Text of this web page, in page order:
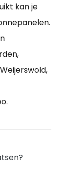
kan je